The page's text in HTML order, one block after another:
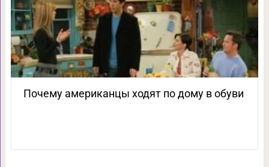
Почему американцы ходят по дому в обуви